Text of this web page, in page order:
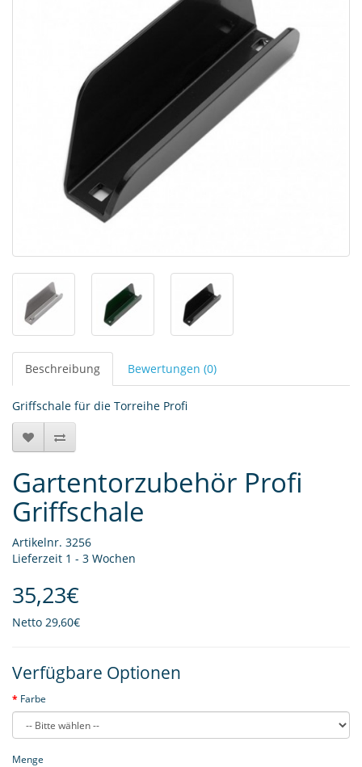
Beschreibung Bewertungen (0)
Griffschale für die Torreihe Profi
Gartentorzubehör Profi
Griffschale
Artikelnr. 3256
Lieferzeit 1 - 3 Wochen
35,23€
Netto 29,60€
Verfügbare Optionen
Farbe
Menge